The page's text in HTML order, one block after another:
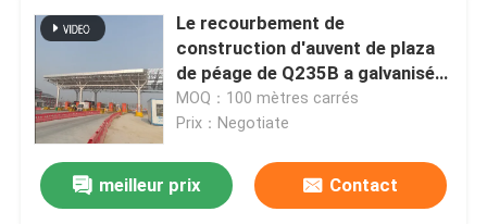
Le recourbement de
construction d'auvent de plaza
de péage de Q235B a galvanisé
l'installation de Quilk
MOQ：100 mètres carrés
Prix：Negotiate
meilleur prix Contact